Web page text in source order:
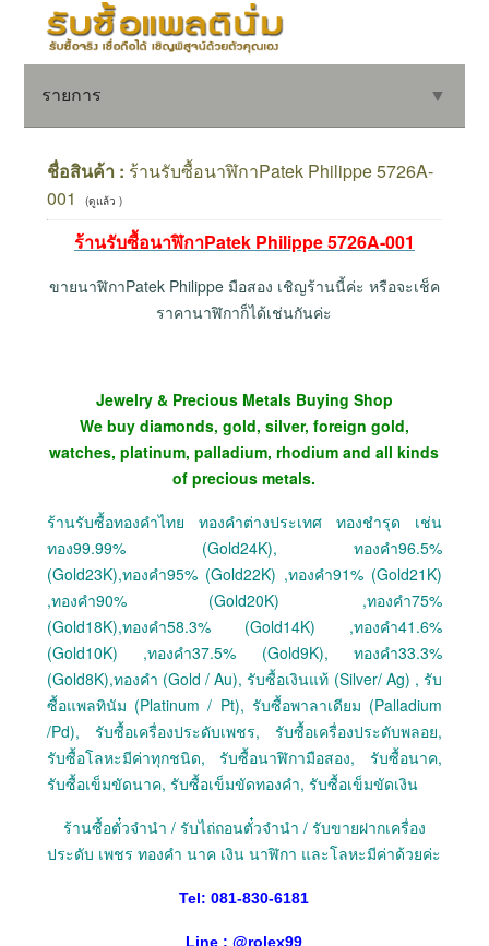
รายการ ▼
▼
ชื่อสินค้า : ร้านรับซื้อนาฬิกาPatek Philippe 5726A-
001
(ดูแล้ว )
ร้านรับซื้อนาฬิกาPatek Philippe 5726A-001
ขายนาฬิกาPatek Philippe มือสอง เชิญร้านนี้ค่ะ หรือจะเช็ค
ราคานาฬิกาก็ได้เช่นกันค่ะ
Jewelry & Precious Metals Buying Shop
We buy diamonds, gold, silver, foreign gold,
watches, platinum, palladium, rhodium and all kinds
of precious metals.
ร้านรับซื้อทองคำไทย ทองคำต่างประเทศ ทองชำรุด เช่น
ทอง99.99% (Gold24K), ทองคำ96.5%
(Gold23K),ทองคำ95% (Gold22K) ,ทองคำ91% (Gold21K)
,ทองคำ90% (Gold20K) ,ทองคำ75%
(Gold18K),ทองคำ58.3% (Gold14K) ,ทองคำ41.6%
(Gold10K) ,ทองคำ37.5% (Gold9K), ทองคำ33.3%
(Gold8K),ทองคำ (Gold / Au), รับซื้อเงินแท้ (Silver/ Ag) , รับ
ซื้อแพลทินัม (Platinum / Pt), รับซื้อพาลาเดียม (Palladium
/Pd), รับซื้อเครื่องประดับเพชร, รับซื้อเครื่องประดับพลอย,
รับซื้อโลหะมีค่าทุกชนิด, รับซื้อนาฬิกามือสอง, รับซื้อนาค,
รับซื้อเข็มขัดนาค, รับซื้อเข็มขัดทองคำ, รับซื้อเข็มขัดเงิน
ร้านซื้อตั๋วจำนำ / รับไถ่ถอนตั๋วจำนำ / รับขายฝากเครื่อง
ประดับ เพชร ทองคำ นาค เงิน นาฬิกา และโลหะมีค่าด้วยค่ะ
Tel: 081-830-6181
Line : @rolex99